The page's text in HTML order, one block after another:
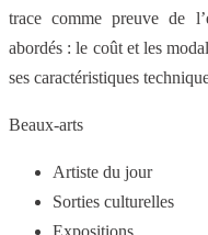
trace comme preuve de
abordés : le coût et les
ses caractéristiques
Beaux-arts
Artiste du jour
Sorties culturelles